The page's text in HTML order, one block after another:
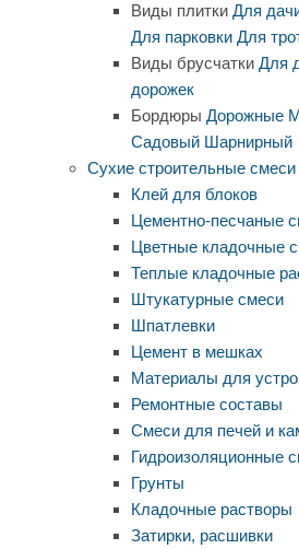
Виды плитки Для
Для парковки Для
Виды брусчатки Для
дорожек
Бордюры Дорожные
Садовый Шарнирный
Сухие строительные смеси
Клей для блоков
Цементно-песчаные
Цветные кладочные
Теплые кладочные
Штукатурные смеси
Шпатлевки
Цемент в мешках
Материалы для
Ремонтные составы
Смеси для печей и
Гидроизоляционные
Грунты
Кладочные растворы
Затирки, расшивки